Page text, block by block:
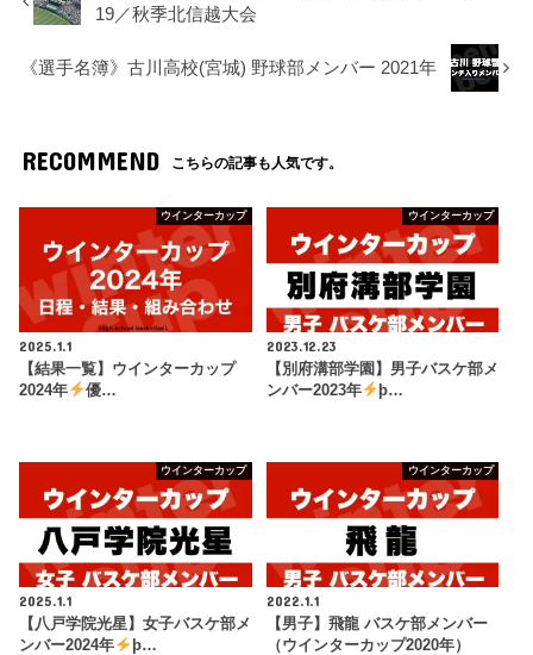
19／秋季北信越大会
《選手名簿》古川高校(宮城) 野球部メンバー 2021年
RECOMMEND こちらの記事も人気です。
ウインターカップ
2025.1.1
【結果一覧】ウインターカップ
2024年
優…
ウインターカップ
2023.12.23
【別府溝部学園】男子バスケ部メ
ンバー2023年
þ…
ウインターカップ
2025.1.1
【八戸学院光星】女子バスケ部メ
ンバー2024年
þ…
ウインターカップ
2022.1.1
【男子】飛龍 バスケ部メンバー
（ウインターカップ2020年）